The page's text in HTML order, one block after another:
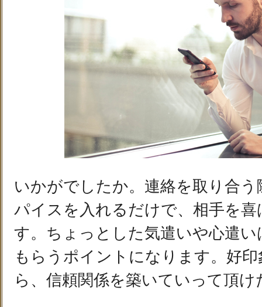
いかがでしたか。連絡を取り合
パイスを入れるだけで、相手を
す。ちょっとした気遣いや心遣
もらうポイントになります。好
ら、信頼関係を築いていって頂